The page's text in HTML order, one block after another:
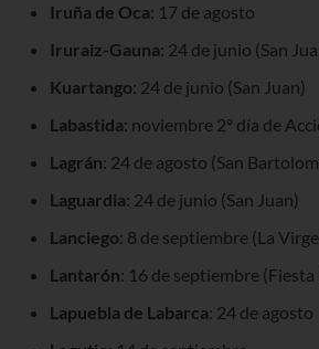
Iruña de Oca: 17 de agosto
Iruraiz-Gauna: 24 de junio (San
Kuartango: 24 de junio (San Juan)
Labastida: noviembre 2º día de
Lagrán: 24 de agosto (San
Laguardia: 24 de junio (San Juan)
Lanciego: 8 de septiembre (La
Lantarón: 16 de septiembre
Lapuebla de Labarca: 24 de agosto